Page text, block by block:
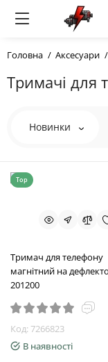
Головна Аксесуари
Тримачі для
Новинки
Top
Тримач для телефону
магнітний на
201200
Код: 7266823
В наявності